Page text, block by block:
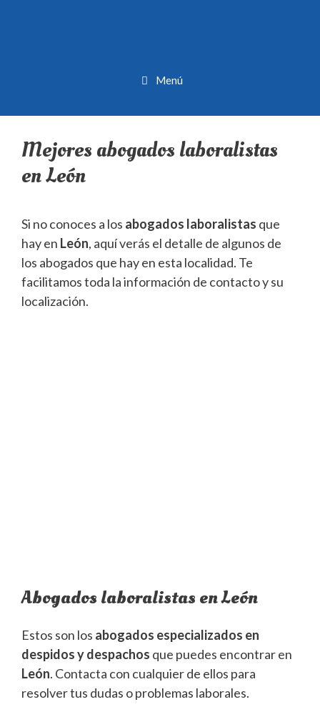
Menú
Mejores abogados laboralistas
en León
Si no conoces a los abogados laboralistas que
hay en León, aquí verás el detalle de algunos de
los abogados que hay en esta localidad. Te
facilitamos toda la información de contacto y su
localización.
Abogados laboralistas en León
Estos son los abogados especializados en
despidos y despachos que puedes encontrar en
León. Contacta con cualquier de ellos para
resolver tus dudas o problemas laborales.